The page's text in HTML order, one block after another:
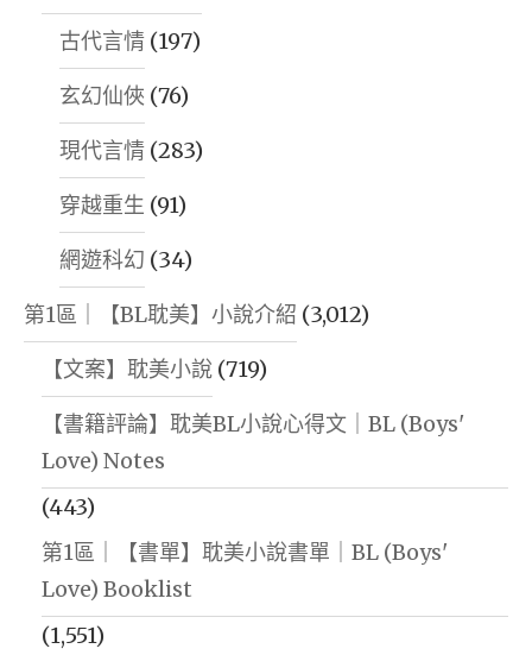
古代言情 (197)
玄幻仙俠 (76)
現代言情 (283)
穿越重生 (91)
網遊科幻 (34)
第1區｜【BL耽美】小說介紹 (3,012)
【文案】耽美小說 (719)
【書籍評論】耽美BL小說心得文｜BL (Boys'
Love) Notes
(443)
第1區｜【書單】耽美小說書單｜BL (Boys'
Love) Booklist
(1,551)